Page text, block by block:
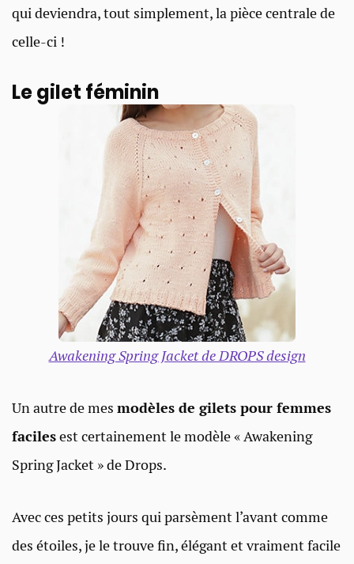
qui deviendra, tout simplement, la pièce centrale de
celle-ci !
Le gilet féminin
Awakening Spring Jacket de DROPS design
Un autre de mes modèles de gilets pour femmes
facilesest certainement le modèle « Awakening
Spring Jacket » de Drops.
Avec ces petits jours qui parsèment l’avant comme
des étoiles, je le trouve fin, élégant et vraiment facile